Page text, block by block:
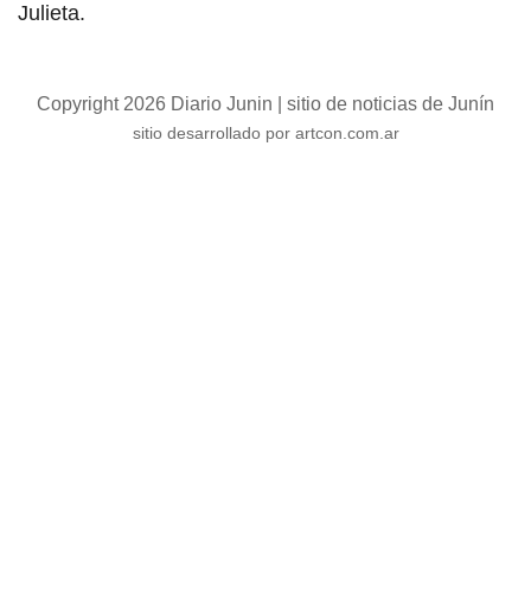
Julieta.
Copyright 2026 Diario Junin | sitio de noticias de Junín
sitio desarrollado por artcon.com.ar